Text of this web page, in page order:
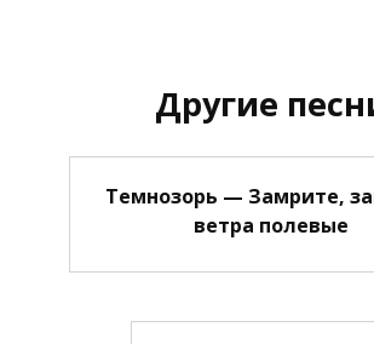
Другие
Темнозорь — Замрите,
ветра полевые